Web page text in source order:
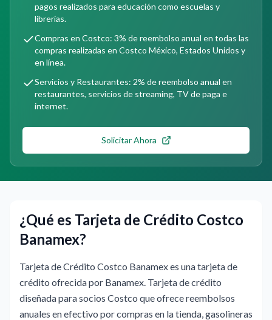
pagos realizados para educación como escuelas y
librerías.
Compras en Costco: 3% de reembolso anual en todas las
compras realizadas en Costco México, Estados Unidos y
en línea.
Servicios y Restaurantes: 2% de reembolso anual en
restaurantes, servicios de streaming, TV de paga e
internet.
Solicitar Ahora
¿Qué es Tarjeta de Crédito Costco
Banamex?
Tarjeta de Crédito Costco Banamex es una tarjeta de
crédito ofrecida por Banamex. Tarjeta de crédito
diseñada para socios Costco que ofrece reembolsos
anuales en efectivo por compras en la tienda, gasolineras